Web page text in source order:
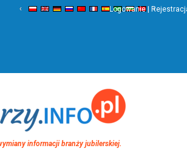
‹ ›
Logowanie |
informacji branży jubilerskiej.